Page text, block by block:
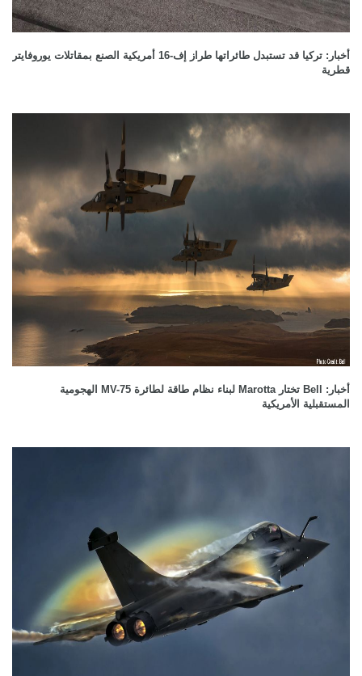
أخبار: تركيا قد تستبدل طائراتها طراز إف-16 أمريكية الصنع بمقاتلات يوروفايتر
قطرية
أخبار: Bell تختار Marotta لبناء نظام طاقة لطائرة MV-75 الهجومية
المستقبلية الأمريكية